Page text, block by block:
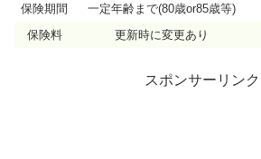
保険期間
一定年齢まで(80歳or85歳等)
保険料
更新時に変更あり
スポンサーリンク